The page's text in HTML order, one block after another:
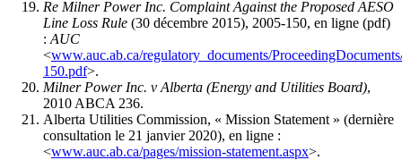
Re Milner Power Inc. Complaint Against the Proposed AESO
Line Loss Rule (30 décembre 2015), 2005-150, en ligne (pdf)
: AUC
<www.auc.ab.ca/regulatory_documents/
150.pdf>.
Milner Power Inc. v Alberta (Energy and Utilities Board),
2010 ABCA 236.
Alberta Utilities Commission, « Mission Statement » (dernière
consultation le 21 janvier 2020), en ligne :
<www.auc.ab.ca/pages/mission-statement.aspx>.